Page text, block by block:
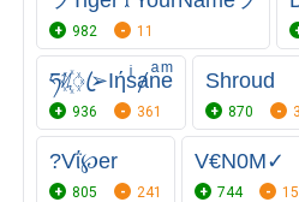
982 11
ཧᜰ꙰ꦿ➢Iήsͥⱥnͣeͫ
936 361
Shroud
870
?Vΐ℘er
805 241
V€N0M✓
744